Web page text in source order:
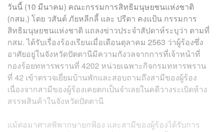
วันนี้ (10 มีนาคม) คณะกรรมการสิทธิมนุษยชนแห่งชาติ
(กสม.) โดย วสันต์ ภัยหลีกลี้ และ ปรีดา คงแป้น กรรมการ
สิทธิมนุษยชนแห่งชาติ แถลงข่าวประจำสัปดาห์ระบุว่า ตามที่
กสม. ได้รับเรื่องร้องเรียนเมื่อเดือนตุลาคม 2563 ว่าผู้ร้องซึ่ง
อาศัยอยู่ในจังหวัดปัตตานีมีความกังวลจากการที่เจ้าหน้าที่
กองร้อยทหารพรานที่ 4202 หน่วยเฉพาะกิจกรมทหารพราน
ที่ 42 เข้าตรวจเยี่ยมบ้านพักและสอบถามถึงสามีของผู้ร้อง
เนื่องจากสามีของผู้ร้องเคยตกเป็นจำเลยในคดีวางระเบิดห้าง
สรรพสินค้าในจังหวัดปัตตานี
แม้ต่อมาศาลพิพากษายกฟ้อง และสามีของผู้ร้องได้รับการ